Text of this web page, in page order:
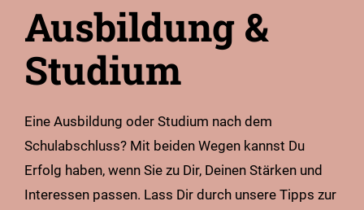
Ausbildung &
Studium
Eine Ausbildung oder Studium nach dem
Schulabschluss? Mit beiden Wegen kannst Du
Erfolg haben, wenn Sie zu Dir, Deinen Stärken und
Interessen passen. Lass Dir durch unsere Tipps zur